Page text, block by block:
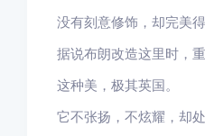
没有刻意修饰，却完美
据说布朗改造这里时，
这种美，极其英国。
它不张扬，不炫耀，却